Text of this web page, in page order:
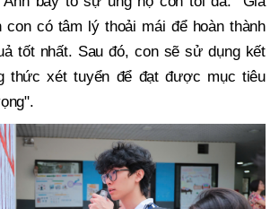
con có tâm lý thoải mái để hoàn thành
tốt nhất. Sau đó, con sẽ sử dụng kết
thức xét tuyển để đạt được mục tiêu